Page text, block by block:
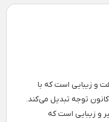
و زیبایی است که با
توجه تبدیل می‌کند.
و زیبایی است که